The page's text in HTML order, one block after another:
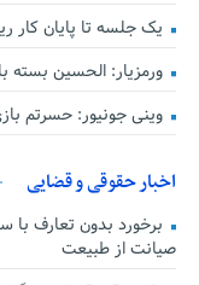
یک جلسه تا پایان کار
ورمزیار: الحسین بسته
وینی جونیور: حسرتم
اخبار حقوقی و قضایی
برخورد بدون تعارف
صیانت از طبیعت